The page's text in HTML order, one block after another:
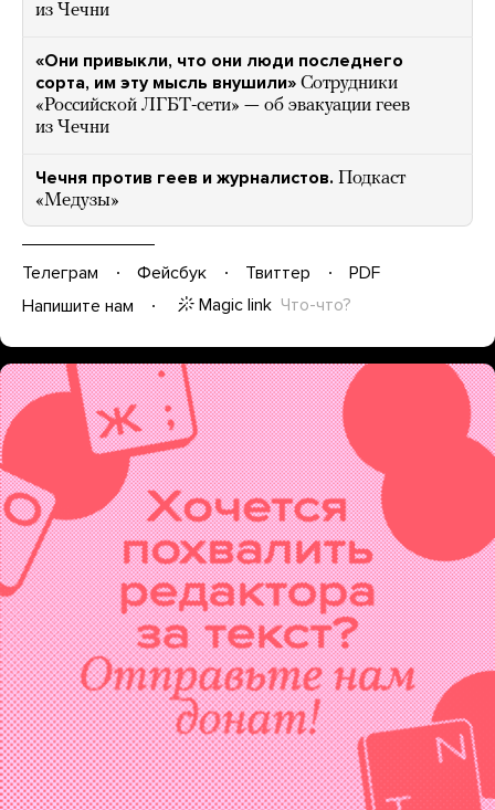
из Чечни
«Они привыкли, что они люди последнего
сорта, им эту мысль внушили» Сотрудники
«Российской ЛГБТ-сети» — об эвакуации геев
из Чечни
Чечня против геев и журналистов. Подкаст
«Медузы»
Телеграм Фейсбук Твиттер
PDF
Напишите нам
Magic link Что-что?